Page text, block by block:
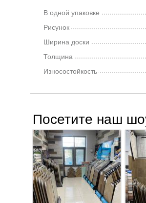
В одной упаковке
Рисунок
Ширина доски
Толщина
Износостойкость
Посетите наш